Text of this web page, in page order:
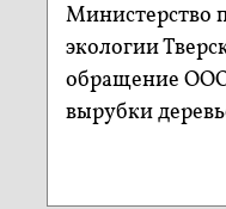
Министерство
экологии
обращение
вырубки